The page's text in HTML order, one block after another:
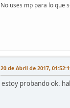
No uses mp para lo que
20 de Abril de 2017,
estoy probando ok.